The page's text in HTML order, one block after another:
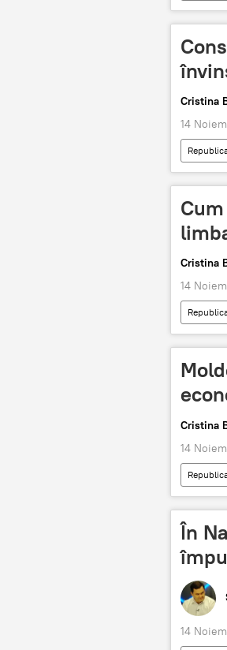
Cristina
14
COVID-
Cristina
14
limbaj
Cristina
14
În
14